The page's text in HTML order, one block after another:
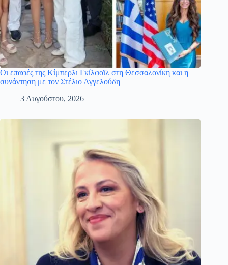
Οι επαφές της Κίμπερλι Γκίλφοϊλ στη Θεσσαλονίκη και η
συνάντηση με τον Στέλιο Αγγελούδη
3 Αυγούστου, 2026